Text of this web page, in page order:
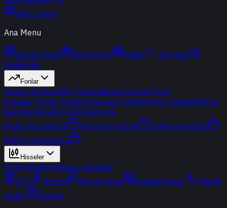
PRO Üyelik
Ana Menu
Günün Özeti Portföyüm Radar
Terminal
Endeksler
Fonlar
Yatırım FonlarıBES FonlarıBorsa Yatırım Fonu
Popüler Fonlar YeniBir Bakışta FonlarPortföy ŞirketleriFon
KarşılaştırmaFon Simülasyonu
Akıllı Para Sinyali
Ters Fon Arama
Çakışma Analizi
Sektör Rotasyonu
Hisseler
Yerli HisselerYabancı Hisseler
ETF
Kripto Altın & Döviz Vadeli Piyasa
Teknik
Analiz
Araçlar